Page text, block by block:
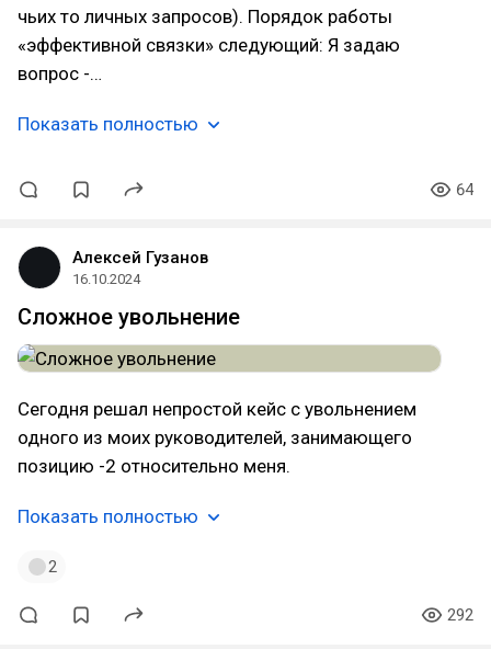
чьих то личных запросов). Порядок работы
«эффективной связки» следующий: Я задаю
вопрос -…
Показать полностью
64
Алексей Гузанов
16.10.2024
Сложное увольнение
Сегодня решал непростой кейс с увольнением
одного из моих руководителей, занимающего
позицию -2 относительно меня.
Показать полностью
2
292